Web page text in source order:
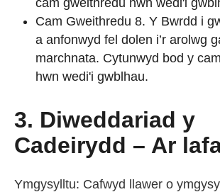
cam gweithredu hwn wedi'i
Cam Gweithredu 8. Y Bwrdd i
a anfonwyd fel dolen i’r arolwg
marchnata. Cytunwyd bod y
hwn wedi'i gwblhau.
3. Diweddariad y
Cadeirydd – Ar
Ymgysylltu: Cafwyd llawer o